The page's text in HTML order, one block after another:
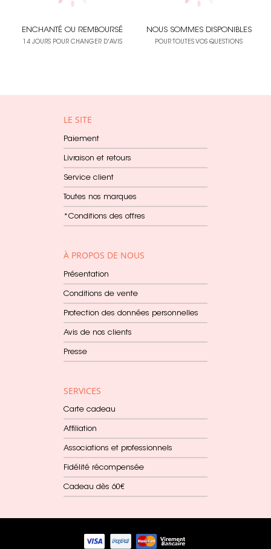
ENCHANTÉ OU REMBOURSÉ
14 JOURS POUR CHANGER D'AVIS
NOUS SOMMES DISPONIBLES
POUR TOUTES VOS QUESTIONS
LE SITE
Paiement
Livraison et retours
Service client
Toutes nos marques
*Conditions des offres
À PROPOS DE NOUS
Présentation
Conditions de vente
Protection des données personnelles
Avis de nos clients
Presse
SERVICES
Carte cadeau
Affiliation
Associations et professionnels
Fidélité récompensée
Cadeau dès 60€